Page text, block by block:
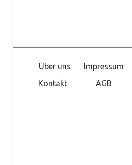
Über uns Impressum
Kontakt
AGB